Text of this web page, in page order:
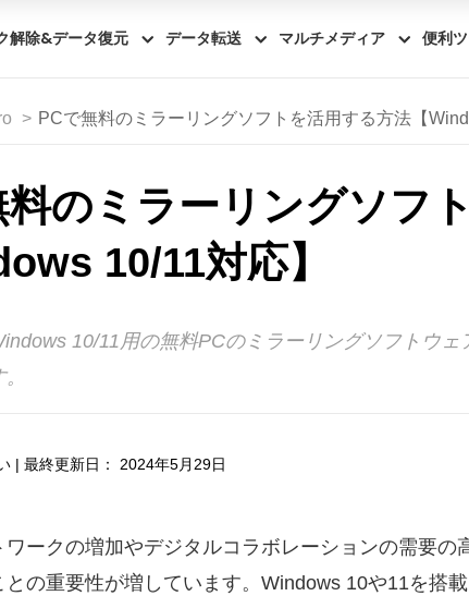
解除&データ復元 データ転送 マルチメディア 便利
PCで無料のミラーリングソフトを活用する方法【
料のミラーリングソフ
10/11対応】
10/11用の無料PCのミラーリングソフトウ
| 最終更新日： 2024年5月29日
ークの増加やデジタルコラボレーションの需要
の重要性が増しています。Windows 10や11を搭